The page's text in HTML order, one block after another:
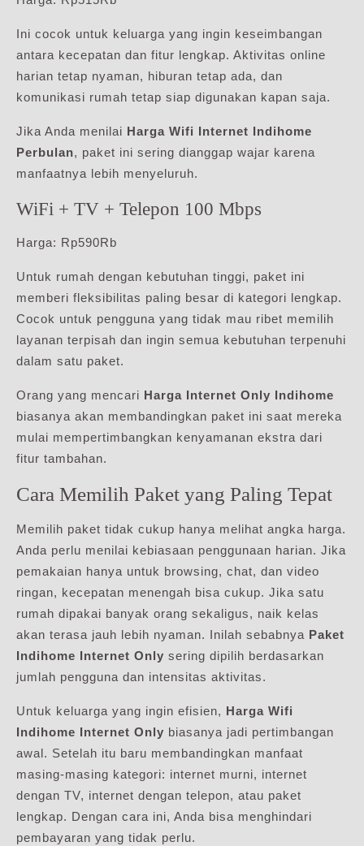
Ini cocok untuk keluarga yang ingin keseimbangan
antara kecepatan dan fitur lengkap. Aktivitas online
harian tetap nyaman, hiburan tetap ada, dan
komunikasi rumah tetap siap digunakan kapan saja.
Jika Anda menilai Harga Wifi Internet Indihome
Perbulan, paket ini sering dianggap wajar karena
manfaatnya lebih menyeluruh.
WiFi + TV + Telepon 100 Mbps
Harga: Rp590Rb
Untuk rumah dengan kebutuhan tinggi, paket ini
memberi fleksibilitas paling besar di kategori lengkap.
Cocok untuk pengguna yang tidak mau ribet memilih
layanan terpisah dan ingin semua kebutuhan terpenuhi
dalam satu paket.
Orang yang mencari Harga Internet Only Indihome
biasanya akan membandingkan paket ini saat mereka
mulai mempertimbangkan kenyamanan ekstra dari
fitur tambahan.
Cara Memilih Paket yang Paling Tepat
Memilih paket tidak cukup hanya melihat angka harga.
Anda perlu menilai kebiasaan penggunaan harian. Jika
pemakaian hanya untuk browsing, chat, dan video
ringan, kecepatan menengah bisa cukup. Jika satu
rumah dipakai banyak orang sekaligus, naik kelas
akan terasa jauh lebih nyaman. Inilah sebabnya Paket
Indihome Internet Only sering dipilih berdasarkan
jumlah pengguna dan intensitas aktivitas.
Untuk keluarga yang ingin efisien, Harga Wifi
Indihome Internet Only biasanya jadi pertimbangan
awal. Setelah itu baru membandingkan manfaat
masing-masing kategori: internet murni, internet
dengan TV, internet dengan telepon, atau paket
lengkap. Dengan cara ini, Anda bisa menghindari
pembayaran yang tidak perlu.